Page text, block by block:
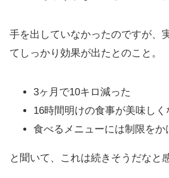
手を出していなかったのですが、
てしっかり効果が出たとのこと。
3ヶ月で10キロ減った
16時間明けの食事が美味しく
食べるメニューには制限をか
と聞いて、これは続きそうだなと